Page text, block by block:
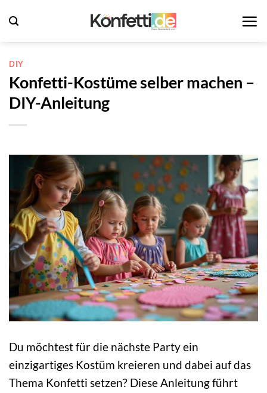
Inhalt
springen
DIY
Konfetti-Kostüme selber machen –
DIY-Anleitung
Du möchtest für die nächste Party ein
einzigartiges Kostüm kreieren und dabei auf das
Thema Konfetti setzen? Diese Anleitung führt